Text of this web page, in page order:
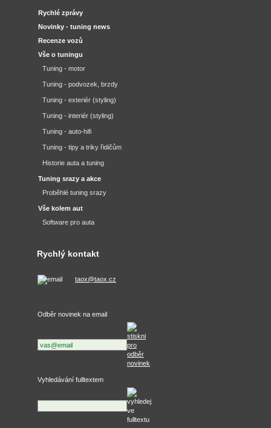
Rychlé zprávy
Novinky - tuning news
Recenze vozů
Vše o tuningu
Tuning - motor
Tuning - podvozek, brzdy
Tuning - exteriér (styling)
Tuning - interiér (styling)
Tuning - auto-hifi
Tuning - tipy a triky řidičům
Historie auta a tuning
Tuning srazy a akce
Proběhlé tuning srazy
Vše kolem aut
Software pro auta
Rychlý kontakt
taox@taox.cz
Odběr novinek na email
Vyhledávání fulltextem